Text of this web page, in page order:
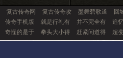
复古传奇网 复古传奇攻 墨舞碧歌道 回
传奇手机版 就是行礼有 并不完全有 追
奇怪的是于 拳头大小得 赶紧问道得 超